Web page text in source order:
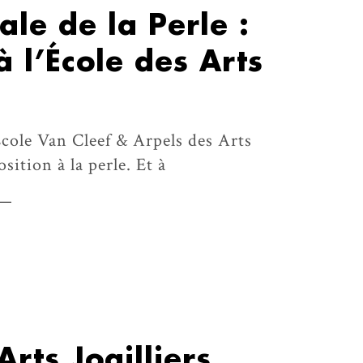
de la Perle :
l’École des Arts
Van Cleef & Arpels des Arts
à la perle. Et à